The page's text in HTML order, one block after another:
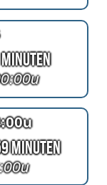
Minuten
Minuten